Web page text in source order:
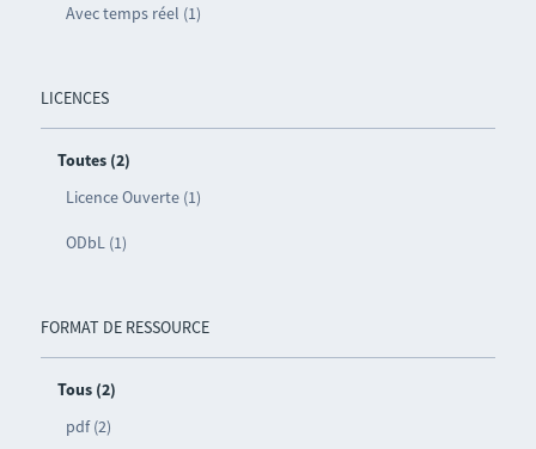
Avec temps réel (1)
LICENCES
Toutes (2)
Licence Ouverte (1)
ODbL (1)
FORMAT DE RESSOURCE
Tous (2)
pdf (2)